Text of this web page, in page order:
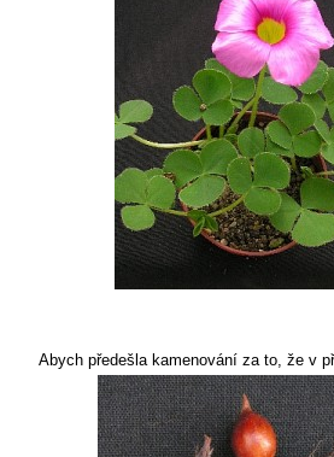
Abych předešla kamenování za to, že v